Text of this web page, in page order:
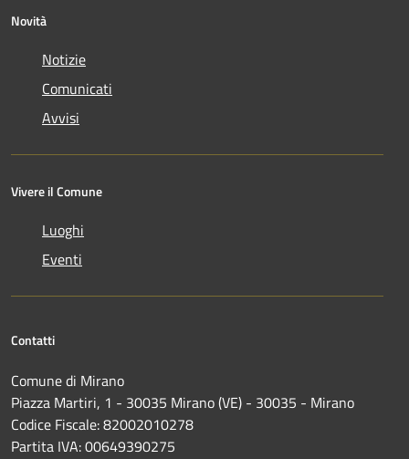
Novità
Notizie
Comunicati
Avvisi
Vivere il Comune
Luoghi
Eventi
Contatti
Comune di Mirano
Piazza Martiri, 1 - 30035 Mirano (VE) - 30035 - Mirano
Codice Fiscale: 82002010278
Partita IVA: 00649390275